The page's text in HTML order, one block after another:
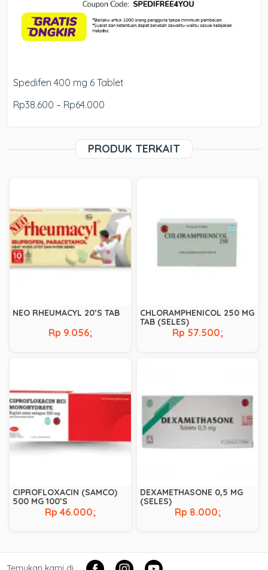
Spedifen 400 mg 6 Tablet
Rp38.600 – Rp64.000
PRODUK TERKAIT
NEO RHEUMACYL 20’S TAB
Rp 9.056;
CHLORAMPHENICOL 250 MG
TAB (SELES)
Rp 57.500;
CIPROFLOXACIN (SAMCO)
500 MG 100’S
Rp 46.000;
DEXAMETHASONE 0,5 MG
(SELES)
Rp 8.000;
Temukan kami di :